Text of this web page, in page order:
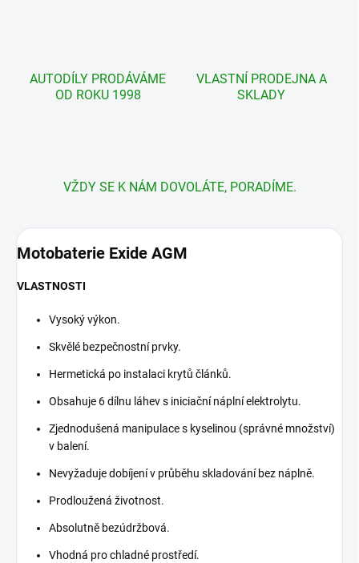
AUTODÍLY PRODÁVÁME
OD ROKU 1998
VLASTNÍ PRODEJNA A
SKLADY
VŽDY SE K NÁM DOVOLÁTE, PORADÍME.
Motobaterie Exide AGM
VLASTNOSTI
Vysoký výkon.
Skvělé bezpečnostní prvky.
Hermetická po instalaci krytů článků.
Obsahuje 6 dílnu láhev s iniciační náplní elektrolytu.
Zjednodušená manipulace s kyselinou (správné množství)
v balení.
Nevyžaduje dobíjení v průběhu skladování bez náplně.
Prodloužená životnost.
Absolutně bezúdržbová.
Vhodná pro chladné prostředí.